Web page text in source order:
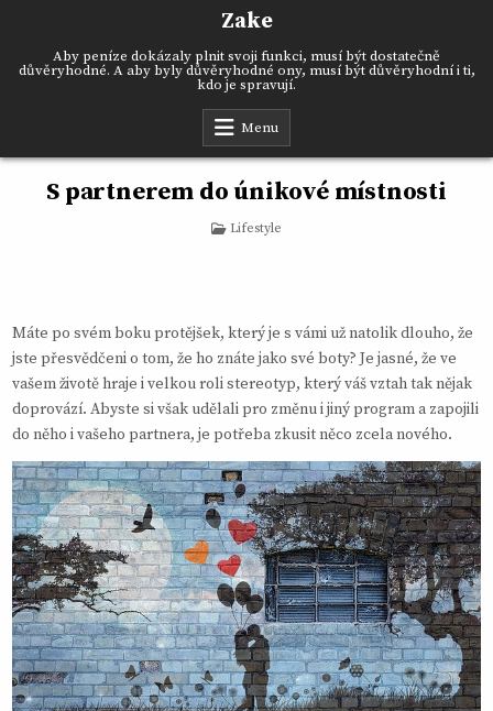
Zake
Aby peníze dokázaly plnit svoji funkci, musí být dostatečně
důvěryhodné. A aby byly důvěryhodné ony, musí být důvěryhodní i ti,
kdo je spravují.
Menu
S partnerem do únikové místnosti
Posted
Lifestyle
Máte po svém boku protějšek, který je s vámi už natolik dlouho, že
jste přesvědčeni o tom, že ho znáte jako své boty? Je jasné, že ve
vašem životě hraje i velkou roli stereotyp, který váš vztah tak nějak
doprovází. Abyste si však udělali pro změnu i jiný program a zapojili
do něho i vašeho partnera, je potřeba zkusit něco zcela nového.